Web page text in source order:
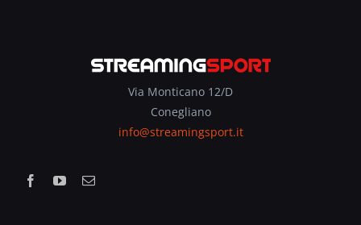
Via Monticano 12/D
Conegliano
info@streamingsport.it